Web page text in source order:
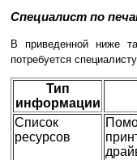
Специалист по
В приведенной ниже
потребуется
Тип
информации
Список
ресурсов